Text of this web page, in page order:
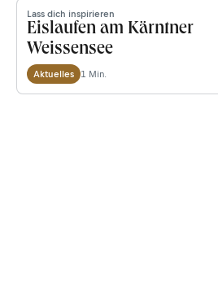
Lass dich inspirieren
Eislaufen am Kärntner
Weissensee
Aktuelles 1 Min.